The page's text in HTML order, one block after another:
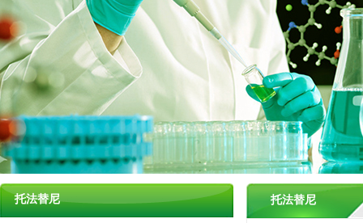
托法替尼 托法替尼